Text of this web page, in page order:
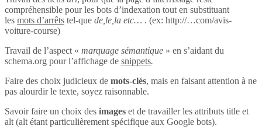
compréhensible pour les bots d’indexation tout en substituant
les mots d’arrêts tel-que de,le,la etc… . (ex: http://…com/avis-
voiture-course)
Travail de l’aspect « marquage sémantique » en s’aidant du
schema.org pour l’affichage de snippets.
Faire des choix judicieux de mots-clés, mais en faisant attention à ne
pas alourdir le texte, soyez raisonnable.
Savoir faire un choix des images et de travailler les attributs title et
alt (alt étant particulièrement spécifique aux Google bots).